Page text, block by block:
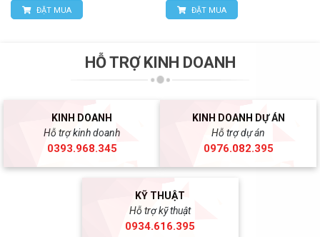
ĐẶT MUA ĐẶT MUA
HỖ TRỢ KINH DOANH
KINH DOANH
Hỗ trợ kinh doanh
0393.968.345
KINH DOANH DỰ ÁN
Hỗ trợ dự án
0976.082.395
KỸ THUẬT
Hỗ trợ kỹ thuật
0934.616.395